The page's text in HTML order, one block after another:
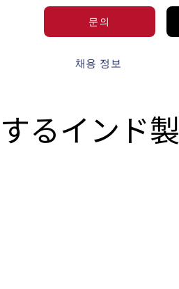
문의
채용 정보
るインド製